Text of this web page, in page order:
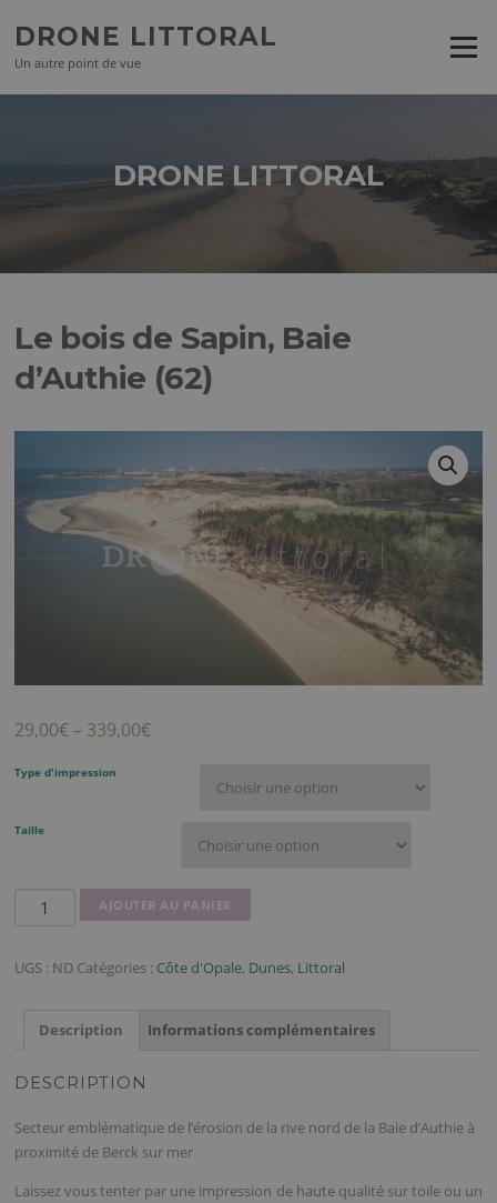
contenu
DRONE LITTORAL
Un autre point de vue
Menu
DRONE LITTORAL
Le bois de Sapin, Baie
d’Authie (62)
29,00€– 339,00€
Type d'impression
Taille
quantité
bois
Sapin,
(62)
AJOUTER AU PANIER
UGS : ND Catégories : Côte d'Opale, Dunes, Littoral
Description Informations complémentaires
DESCRIPTION
Secteur emblématique de l’érosion de la rive nord de la Baie d’Authie à
proximité de Berck sur mer
Laissez vous tenter par une impression de haute qualité sur toile ou un